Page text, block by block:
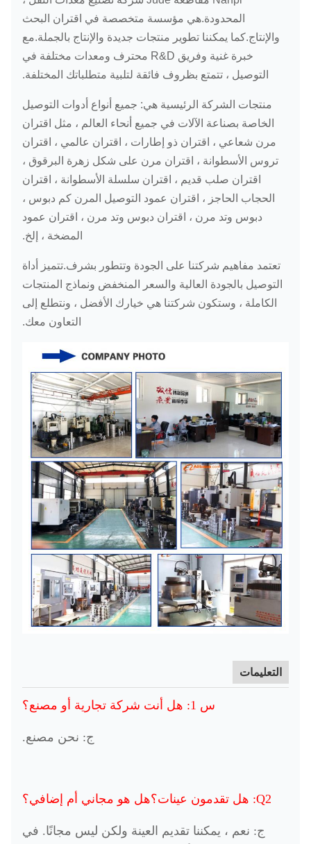
المحدودة.هي مؤسسة متخصصة في اقتران البحث
والإنتاج.كما يمكننا تطوير منتجات جديدة والإنتاج بالجملة.مع
خبرة غنية وفريق R&D محترف ومعدات مختلفة في
التوصيل ، تتمتع بظروف فائقة لتلبية متطلباتك المختلفة.
منتجات الشركة الرئيسية هي: جميع أنواع أدوات التوصيل
الخاصة بصناعة الآلات في جميع أنحاء العالم ، مثل اقتران
مرن شعاعي ، اقتران ذو إطارات ، اقتران عالمي ، اقتران
تروس الأسطوانة ، اقتران مرن على شكل زهرة البرقوق ،
اقتران صلب قديم ، اقتران سلسلة الأسطوانة ، اقتران
الحجاب الحاجز ، اقتران عمود التوصيل المرن كم دبوس ،
دبوس وتد مرن ، اقتران دبوس وتد مرن ، اقتران عمود
المضخة ، إلخ.
تعتمد مفاهيم شركتنا على الجودة وتتطور بشرف.تتميز أداة
التوصيل بالجودة العالية والسعر المنخفض ونماذج المنتجات
الكاملة ، وستكون شركتنا هي خيارك الأفضل ، ونتطلع إلى
التعاون معك.
التعليمات
س 1: هل أنت شركة تجارية أو مصنع؟
ج: نحن مصنع.
Q2: هل تقدمون عينات؟هل هو مجاني أم إضافي؟
ج: نعم ، يمكننا تقديم العينة ولكن ليس مجانًا. في